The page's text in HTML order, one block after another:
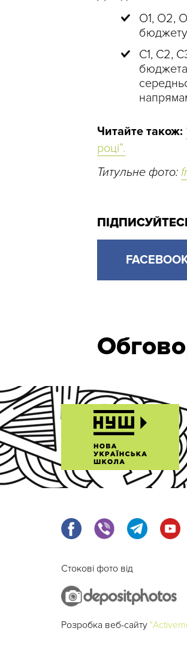
О1, О2,
С1, С2,
Читайте також:
році”.
Титульне фото:
Стокові фото від
Розробка веб-сайту